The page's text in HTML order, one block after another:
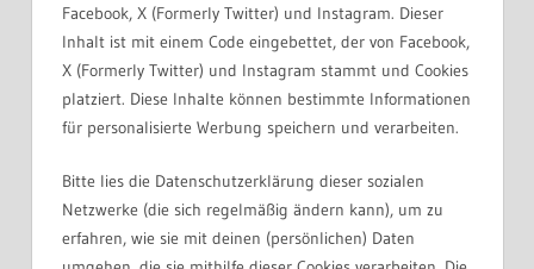
Facebook, X (Formerly Twitter) und Instagram. Dieser
Inhalt ist mit einem Code eingebettet, der von Facebook,
X (Formerly Twitter) und Instagram stammt und Cookies
platziert. Diese Inhalte können bestimmte Informationen
für personalisierte Werbung speichern und verarbeiten.
Bitte lies die Datenschutzerklärung dieser sozialen
Netzwerke (die sich regelmäßig ändern kann), um zu
erfahren, wie sie mit deinen (persönlichen) Daten